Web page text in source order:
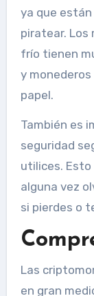
ya que
piratear. Los
frío tienen
y
papel.
También es
seguridad
utilices.
alguna vez
si pierdes o
Las
en gran